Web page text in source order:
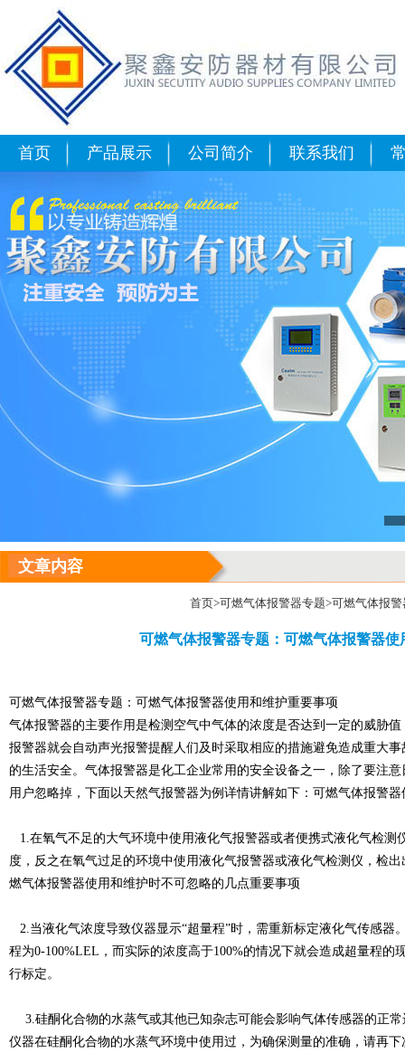
可燃气体报警器专题：可燃气
首页 产品展示 公司简介 联系我们
文章内容
首页>可燃气体报警器专题>可燃气体报
可燃气体报警器专题：可燃气体报警器
可燃气体报警器专题： 可燃气体报警器使用和维护重要事项
气体报警器的主要作用是检测空气中气体的浓度是否达到一定的威胁
报警器就会自动声光报警提醒人们及时采取相应的措施避免造成重大
的生活安全。气体报警器是化工企业常用的安全设备之一，除了要注
用户忽略掉，下面以天然气报警器为例详情讲解如下：可燃气体报警
1.在氧气不足的大气环境中使用液化气报警器或者便携式液化气检测
度，反之在氧气过足的环境中使用液化气报警器或液化气检测仪，检
燃气体报警器使用和维护时不可忽略的几点重要事项
2.当液化气浓度导致仪器显示“超量程”时，需重新标定液化气传感器
程为0-100%LEL，而实际的浓度高于100%的情况下就会造成超量程的
行标定。
3.硅酮化合物的水蒸气或其他已知杂志可能会影响气体传感器的正
仪器在硅酮化合物的水蒸气环境中使用过，为确保测量的准确，请再